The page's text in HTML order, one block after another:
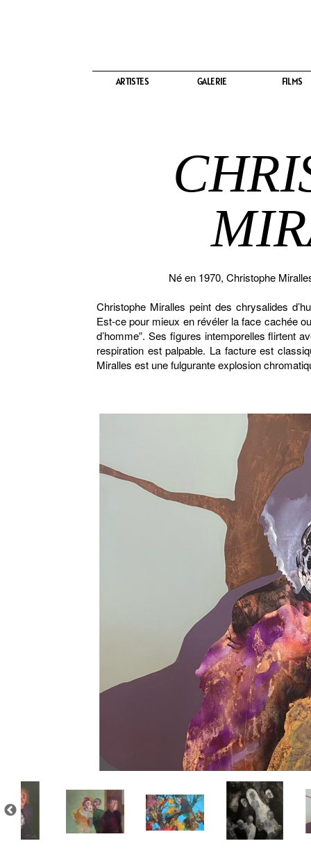
ARTISTES GALERIE FILMS
ARTISTES GALERIE FILMS
Né en 1970, Christophe
Christophe Miralles peint des chrysalides
Est-ce pour mieux en révéler la face cachée
d’homme”. Ses figures intemporelles flirtent
respiration est palpable. La facture est
Miralles est une fulgurante explosion